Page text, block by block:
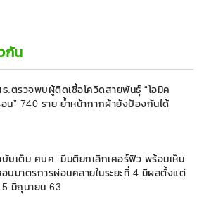
กัน
.ตรวจพบผู้ติดเชื้อโควิดสายพันธุ์ “โอมิค
น” 740 ราย ย้ำหน้ากากผ้ายังป้องกันได้
บเต็ม ศบค. มีมติยกเลิกเคอร์ฟิว พร้อมเห็น
บมาตรการผ่อนคลายในระยะที่ 4 มีผลตั้งแต่
มิถุนายน 63